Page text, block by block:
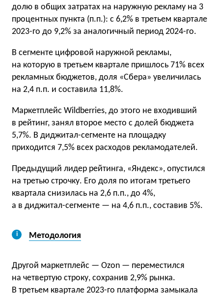
долю в общих затратах на наружную рекламу на 3
процентных пункта (п.п.): с 6,2% в третьем квартале
2023-го до 9,2% за аналогичный период 2024-го.
В сегменте цифровой наружной рекламы,
на которую в третьем квартале пришлось 71% всех
рекламных бюджетов, доля «Сбера» увеличилась
на 2,4 п.п. и составила 11,8%.
Маркетплейс Wildberries, до этого не входивший
в рейтинг, занял второе место с долей бюджета
5,7%. В диджитал-сегменте на площадку
приходится 7,5% всех расходов рекламодателей.
Предыдущий лидер рейтинга, «Яндекс», опустился
на третью строчку. Его доля по итогам третьего
квартала снизилась на 2,6 п.п., до 4%,
а в диджитал-сегменте — на 4,6 п.п., составив 5%.
Методология
Другой маркетплейс — Ozon — переместился
на четвертую строку, сохранив 2,9% рынка.
В третьем квартале 2023-го платформа замыкала